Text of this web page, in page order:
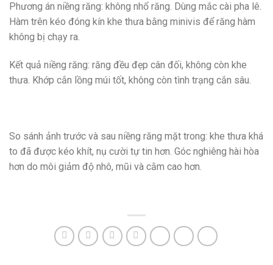
Phương án niềng răng: không nhổ răng. Dùng mắc cài pha lê.
Hàm trên kéo đóng kín khe thưa bằng minivis để răng hàm
không bị chạy ra.
Kết quả niềng răng: răng đều đẹp cân đối, không còn khe
thưa. Khớp cắn lồng múi tốt, không còn tình trạng cắn sâu.
So sánh ảnh trước và sau niềng răng mặt trong: khe thưa khá
to đã được kéo khít, nụ cười tự tin hơn. Góc nghiêng hài hòa
hơn do môi giảm độ nhô, mũi và cằm cao hơn.